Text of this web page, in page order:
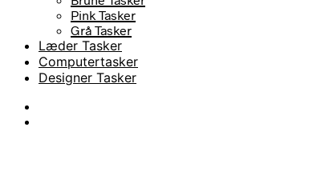
Pink Tasker
Grå Tasker
Læder Tasker
Computertasker
Designer Tasker